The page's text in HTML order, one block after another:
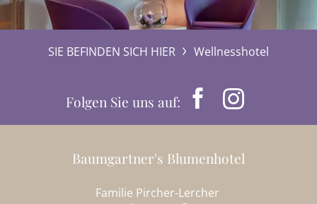
SIE BEFINDEN SICH HIER Wellnesshotel
Folgen Sie uns auf:
Baumgartner's Blumenhotel
Familie Pircher-Lercher